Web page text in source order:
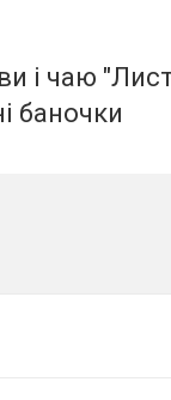
і чаю
баночки